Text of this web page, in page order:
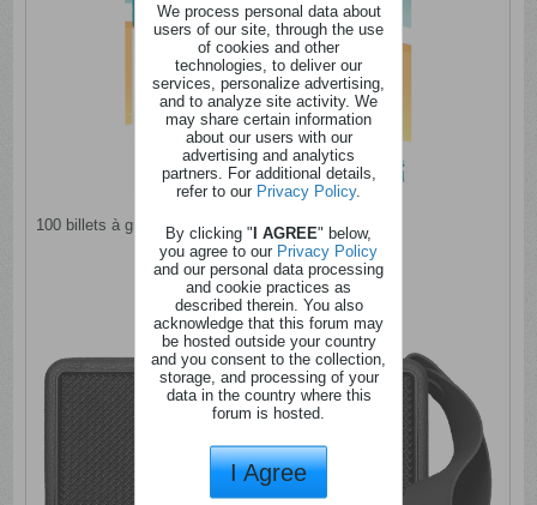
100 billets à gratter Presto à 2 €
We process personal data about
users of our site, through the use
of cookies and other
technologies, to deliver our
services, personalize advertising,
and to analyze site activity. We
may share certain information
about our users with our
advertising and analytics
partners. For additional details,
refer to our Privacy Policy.
By clicking "I AGREE" below,
you agree to our Privacy Policy
and our personal data processing
and cookie practices as
described therein. You also
acknowledge that this forum may
be hosted outside your country
and you consent to the collection,
storage, and processing of your
data in the country where this
forum is hosted.
I Agree